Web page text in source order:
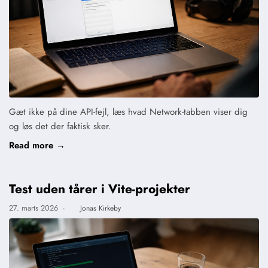
Gæt ikke på dine API-fejl, læs hvad Network-tabben viser dig
og løs det der faktisk sker.
Read more →
Test uden tårer i Vite-projekter
27. marts 2026 · Jonas Kirkeby